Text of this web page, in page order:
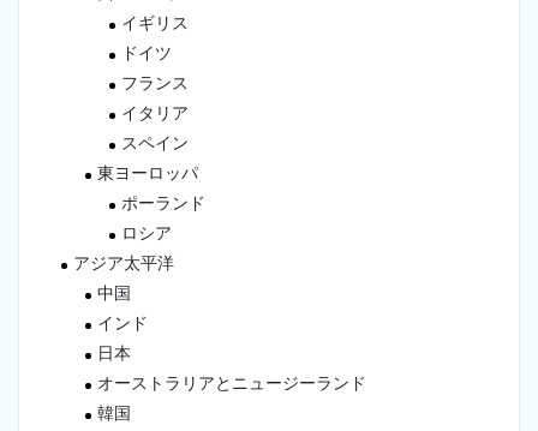
イギリス
ドイツ
フランス
イタリア
スペイン
東ヨーロッパ
ポーランド
ロシア
アジア太平洋
中国
インド
日本
オーストラリアとニュージーランド
韓国